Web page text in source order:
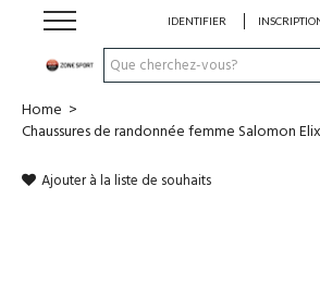
IDENTIFIER
Running & Trail
Randonnée
Home >
Chaussures de randonnée femme Salomon
Ajouter à la liste de souhaits